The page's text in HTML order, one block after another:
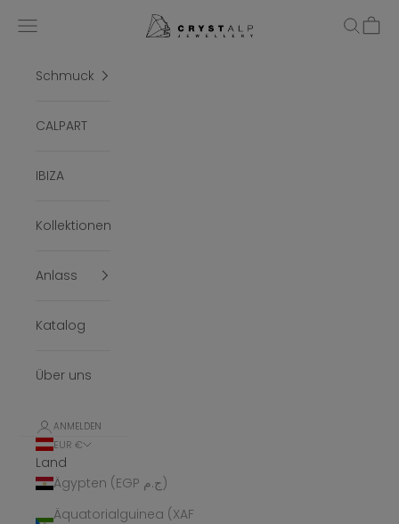
crystalpjewelry
Menü Suchen
Schmuck
CALPART
IBIZA
Kollektionen
Anlass
Katalog
Über uns
ANMELDEN
EUR €
Land
Ägypten (EGP ج.م)
Äquatorialguinea (XAF